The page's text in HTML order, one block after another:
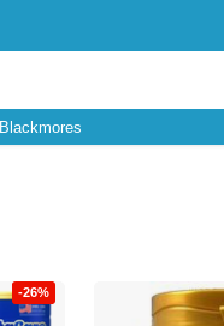
Blackmores
-26%